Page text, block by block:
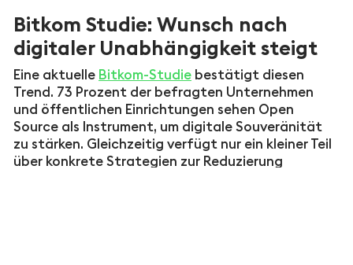
Bitkom Studie: Wunsch nach
digitaler Unabhängigkeit steigt
Eine aktuelle Bitkom-Studie bestätigt diesen
Trend. 73 Prozent der befragten Unternehmen
und öffentlichen Einrichtungen sehen Open
Source als Instrument, um digitale Souveränität
zu stärken. Gleichzeitig verfügt nur ein kleiner Teil
über konkrete Strategien zur Reduzierung